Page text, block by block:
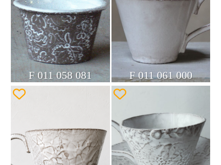
F 011 058 081 F 011 061 000